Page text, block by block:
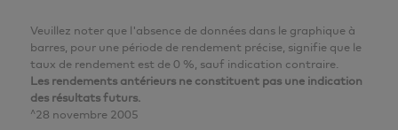
Veuillez noter que l'absence de données dans le graphique à
barres, pour une période de rendement précise, signifie que le
taux de rendement est de 0 %, sauf indication contraire.
Les rendements antérieurs ne constituent pas une indication
des résultats futurs.
^28 novembre 2005